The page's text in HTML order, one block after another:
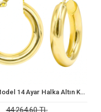
Sepete Ekle
Halka Model 14 Ayar Halka Altın Küpe
44.264,60 TL